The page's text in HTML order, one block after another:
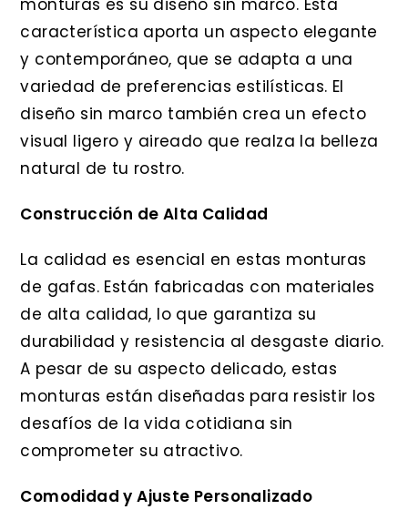
monturas es su diseño sin marco. Esta
característica aporta un aspecto elegante
y contemporáneo, que se adapta a una
variedad de preferencias estilísticas. El
diseño sin marco también crea un efecto
visual ligero y aireado que realza la belleza
natural de tu rostro.
Construcción de Alta Calidad
La calidad es esencial en estas monturas
de gafas. Están fabricadas con materiales
de alta calidad, lo que garantiza su
durabilidad y resistencia al desgaste diario.
A pesar de su aspecto delicado, estas
monturas están diseñadas para resistir los
desafíos de la vida cotidiana sin
comprometer su atractivo.
Comodidad y Ajuste Personalizado